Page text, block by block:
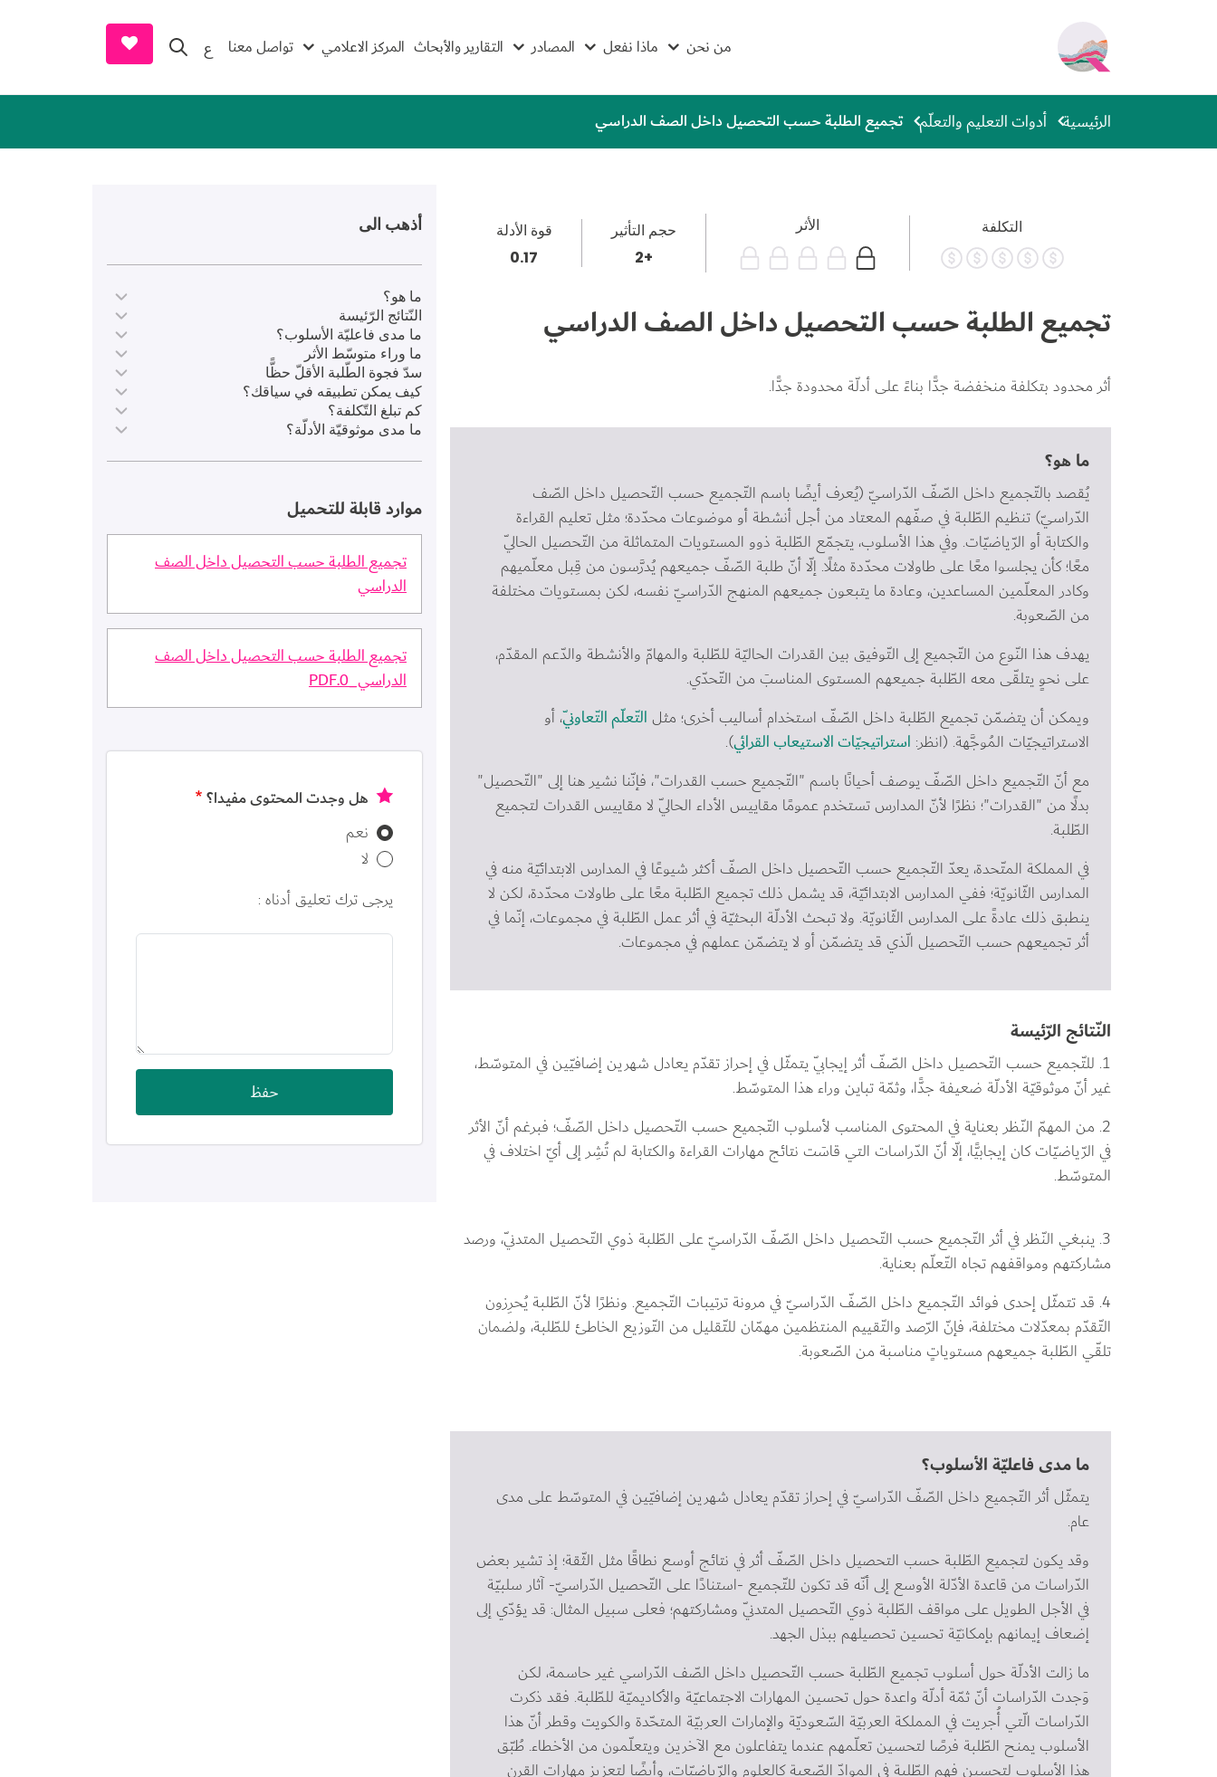
من نحن ماذا نفعل المصادر التقارير والأبحاث المركز الاعلامي تواصل معنا ع and Donate
الرئيسية أدوات التعليم والتعلّم تجميع الطلبة حسب التحصيل داخل الصف الدراسي
التكلفة الأثر
حجم التأثير
+2
قوة الأدلة
0.17
تجميع الطلبة حسب التحصيل داخل الصف الدراسي
أثر محدود بتكلفة منخفضة جدًّا بناءً على أدلّة محدودة جدًّا.
ما هو؟
يُقصد بالتّجميع داخل الصّفّ الدّراسيّ (يُعرف أيضًا باسم التّجميع حسب التّحصيل داخل الصّف
الدّراسيّ) تنظيم الطّلبة في صفّهم المعتاد من أجل أنشطة أو موضوعات محدّدة؛ مثل تعليم القراءة
والكتابة أو الرّياضيّات. وفي هذا الأسلوب، يتجمّع الطّلبة ذوو المستويات المتماثلة من التّحصيل الحاليّ
معًا؛ كأن يجلسوا معًا على طاولات محدّدة مثلًا. إلّا أنّ طلبة الصّفّ جميعهم يُدرَّسون من قِبل معلّميهم
وكادر المعلّمين المساعدين، وعادة ما يتبعون جميعهم المنهج الدّراسيّ نفسه، لكن بمستويات مختلفة
من الصّعوبة.
يهدف هذا النّوع من التّجميع إلى التّوفيق بين القدرات الحاليّة للطّلبة والمهامّ والأنشطة والدّعم المقدّم،
على نحوٍ يتلقّى معه الطّلبة جميعهم المستوى المناسبَ من التّحدّي.
ويمكن أن يتضمّن تجميع الطّلبة داخل الصّفّ استخدام أساليب أخرى؛ مثل التّعلّم التّعاونيّ، أو
الاستراتيجيّات المُوجَّهة. (انظر: استراتيجيّات الاستيعاب القرائي).
مع أنّ التّجميع داخل الصّفّ يوصف أحيانًا باسم "التّجميع حسب القدرات"، فإنّنا نشير هنا إلى "التّحصيل"
بدلًا من "القدرات"؛ نظرًا لأنّ المدارس تستخدم عمومًا مقاييس الأداء الحاليّ لا مقاييس القدرات لتجميع
الطّلبة.
في المملكة المتّحدة، يعدّ التّجميع حسب التّحصيل داخل الصفّ أكثر شيوعًا في المدارس الابتدائيّة منه في
المدارس الثّانويّة؛ ففي المدارس الابتدائيّة، قد يشمل ذلك تجميع الطّلبة معًا على طاولات محدّدة، لكن لا
ينطبق ذلك عادةً على المدارس الثّانويّة. ولا تبحث الأدلّة البحثيّة في أثر عمل الطّلبة في مجموعات، إنّما في
أثر تجميعهم حسب التّحصيل الّذي قد يتضمّن أو لا يتضمّن عملهم في مجموعات.
النّتائج الرّئيسة
1. للتّجميع حسب التّحصيل داخل الصّفّ أثر إيجابيّ يتمثّل في إحراز تقدّم يعادل شهرين إضافيّين في المتوسّط،
غير أنّ موثوقيّة الأدلّة ضعيفة جدًّا، وثمّة تباين وراء هذا المتوسّط.
2. من المهمّ النّظر بعناية في المحتوى المناسب لأسلوب التّجميع حسب التّحصيل داخل الصّفّ؛ فبرغم أنّ الأثر
في الرّياضيّات كان إيجابيًّا، إلّا أنّ الدّراسات التي قاسَت نتائج مهارات القراءة والكتابة لم تُشِر إلى أيّ اختلاف في
المتوسّط.
3. ينبغي النّظر في أثر التّجميع حسب التّحصيل داخل الصّفّ الدّراسيّ على الطّلبة ذوي التّحصيل المتدنّي، ورصد
مشاركتهم ومواقفهم تجاه التّعلّم بعناية.
4. قد تتمثّل إحدى فوائد التّجميع داخل الصّفّ الدّراسيّ في مرونة ترتيبات التّجميع. ونظرًا لأنّ الطّلبة يُحرِزون
التّقدّم بمعدّلات مختلفة، فإنّ الرّصد والتّقييم المنتظمين مهمّان للتّقليل من التّوزيع الخاطئ للطّلبة، ولضمان
تلقّي الطّلبة جميعهم مستوياتٍ مناسبة من الصّعوبة.
ما مدى فاعليّة الأسلوب؟
يتمثّل أثر التّجميع داخل الصّفّ الدّراسيّ في إحراز تقدّم يعادل شهرين إضافيّين في المتوسّط على مدى
عام.
وقد يكون لتجميع الطّلبة حسب التحصيل داخل الصّفّ أثر في نتائج أوسع نطاقًا مثل الثّقة؛ إذ تشير بعض
الدّراسات من قاعدة الأدّلة الأوسع إلى أنّه قد تكون للتّجميع -استنادًا على التّحصيل الدّراسيّ- آثار سلبيّة
في الأجل الطويل على مواقف الطّلبة ذوي التّحصيل المتدنّي ومشاركتهم؛ فعلى سبيل المثال: قد يؤدّي إلى
إضعاف إيمانهم بإمكانيّة تحسين تحصيلهم ببذل الجهد.
ما زالت الأدلّة حول أسلوب تجميع الطّلبة حسب التّحصيل داخل الصّف الدّراسي غير حاسمة، لكن
وَجدت الدّراسات أنّ ثمّة أدلّة واعدة حول تحسين المهارات الاجتماعيّة والأكاديميّة للطّلبة. فقد ذكرت
الدّراسات الّتي أُجريت في المملكة العربيّة السّعوديّة والإمارات العربيّة المتحّدة والكويت وقطر أنّ هذا
الأسلوب يمنح الطّلبة فرصًا لتحسين تعلّمهم عندما يتفاعلون مع الآخرين ويتعلّمون من الأخطاء. طُبّق
هذا الأسلوب لتحسين فهم الطّلبة في الموادّ الصّعبة كالعلوم والرّياضيّات، وأيضًا لتعزيز مهارات القرن
أذهب الى
ما هو؟
النّتائج الرّئيسة
ما مدى فاعليّة الأسلوب؟
ما وراء متوسّط الأثر
سدّ فجوة الطّلبة الأقلّ حظًّا
كيف يمكن تطبيقه في سياقك؟
كم تبلغ التّكلفة؟
ما مدى موثوقيّة الأدلّة؟
موارد قابلة للتحميل
تجميع الطلبة حسب التحصيل داخل الصف
الدراسي
تجميع الطلبة حسب التحصيل داخل الصف
الدراسي_0.PDF
هل وجدت المحتوى مفيدا؟
لا
نعم
يرجى ترك تعليق أدناه :
حفظ